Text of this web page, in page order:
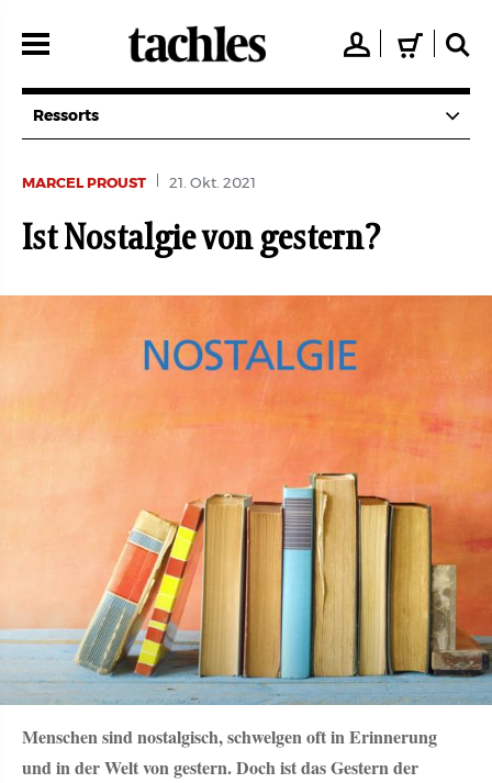
zum
👤 🛒 🔍
Ressorts
MARCEL PROUST 21. Okt. 2021
Ist Nostalgie von gestern?
Menschen sind nostalgisch, schwelgen oft in Erinnerung
und in der Welt von gestern. Doch ist das Gestern der